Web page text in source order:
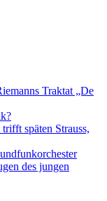
Traktat „De
späten Strauss,
des jungen